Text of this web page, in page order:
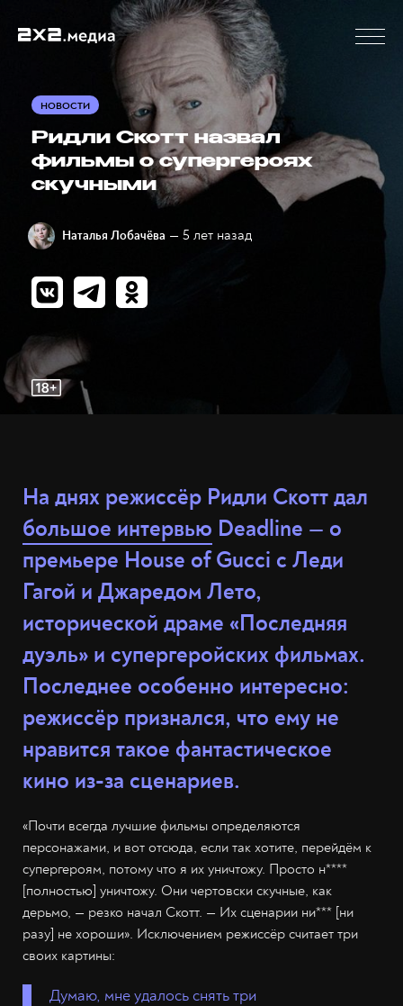
НОВОСТИ
Ридли Скотт назвал
фильмы о супергероях
скучными
Наталья Лобачёва — 5 лет назад
На днях режиссёр Ридли Скотт дал
большое интервью Deadline — о
премьере House of Gucci с Леди
Гагой и Джаредом Лето,
исторической драме «Последняя
дуэль» и супергеройских фильмах.
Последнее особенно интересно:
режиссёр признался, что ему не
нравится такое фантастическое
кино из-за сценариев.
«Почти всегда лучшие фильмы определяются
персонажами, и вот отсюда, если так хотите, перейдём к
супергероям, потому что я их уничтожу. Просто н****
[полностью] уничтожу. Они чертовски скучные, как
дерьмо, — резко начал Скотт. — Их сценарии ни*** [ни
разу] не хороши». Исключением режиссёр считает три
своих картины:
Думаю, мне удалось снять три